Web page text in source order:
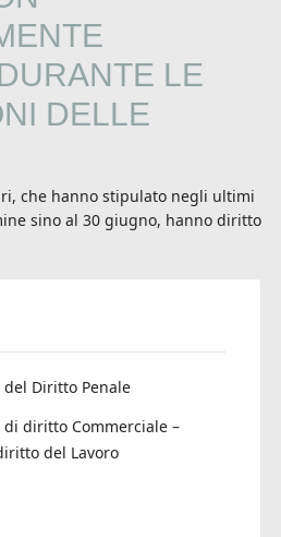
LE
DELLE
che hanno stipulato negli ultimi
sino al 30 giugno, hanno diritto
Diritto Penale
diritto Commerciale –
del Lavoro